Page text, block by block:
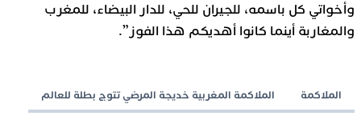
وأخواتي كل باسمه، للجيران للحي، للدار البيضاء، للمغرب
والمغاربة أينما كانوا أهديكم هذا الفوز”.
الملاكمة الملاكمة المغربية خديجة المرضي تتوج بطلة للعالم